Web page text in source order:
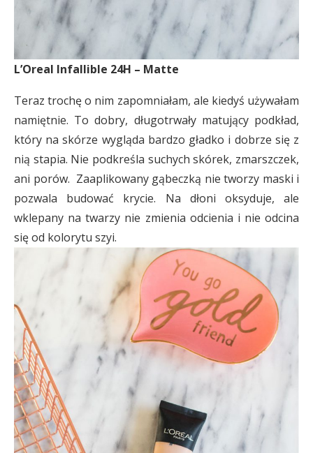
L’Oreal Infallible 24H – Matte
Teraz trochę o nim zapomniałam, ale kiedyś używałam
namiętnie. To dobry, długotrwały matujący podkład,
który na skórze wygląda bardzo gładko i dobrze się z
nią stapia. Nie podkreśla suchych skórek, zmarszczek,
ani porów. Zaaplikowany gąbeczką nie tworzy maski i
pozwala budować krycie. Na dłoni oksyduje, ale
wklepany na twarzy nie zmienia odcienia i nie odcina
się od kolorytu szyi.